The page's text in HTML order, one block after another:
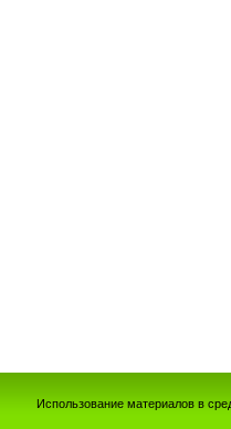
Использование материалов в